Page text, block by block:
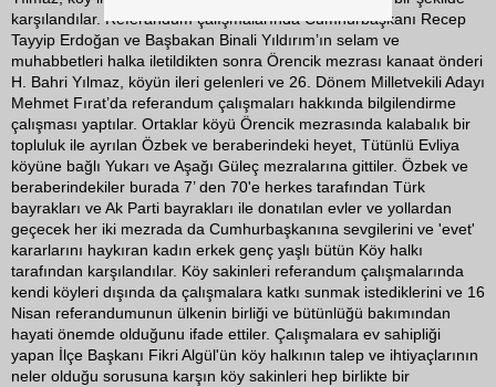
karşılandılar. Referandum çalışmalarında Cumhurbaşkanı Recep
Tayyip Erdoğan ve Başbakan Binali Yıldırım’ın selam ve
muhabbetleri halka iletildikten sonra Örencik mezrası kanaat önderi
H. Bahri Yılmaz, köyün ileri gelenleri ve 26. Dönem Milletvekili Adayı
Mehmet Fırat’da referandum çalışmaları hakkında bilgilendirme
çalışması yaptılar. Ortaklar köyü Örencik mezrasında kalabalık bir
topluluk ile ayrılan Özbek ve beraberindeki heyet, Tütünlü Evliya
köyüne bağlı Yukarı ve Aşağı Güleç mezralarına gittiler. Özbek ve
beraberindekiler burada 7’ den 70'e herkes tarafından Türk
bayrakları ve Ak Parti bayrakları ile donatılan evler ve yollardan
geçecek her iki mezrada da Cumhurbaşkanına sevgilerini ve 'evet'
kararlarını haykıran kadın erkek genç yaşlı bütün Köy halkı
tarafından karşılandılar. Köy sakinleri referandum çalışmalarında
kendi köyleri dışında da çalışmalara katkı sunmak istediklerini ve 16
Nisan referandumunun ülkenin birliği ve bütünlüğü bakımından
hayati önemde olduğunu ifade ettiler. Çalışmalara ev sahipliği
yapan İlçe Başkanı Fikri Algül'ün köy halkının talep ve ihtiyaçlarının
neler olduğu sorusuna karşın köy sakinleri hep birlikte bir